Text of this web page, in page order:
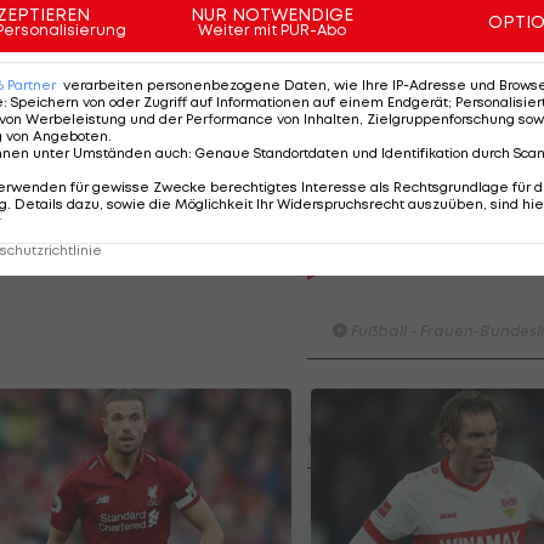
Sieg in den vergangenen vier Spielen und
Mit 22 Zählern hat man nun drei Punkte
Punkten im Tabellenmittelfeld auf Platz zwölf.
HIGHLIGHTS: LASK - SK
FC Blau-Weiß Linz - FC
Fußball - ADMIRAL 2. Liga
Highlights: Blau-Weiß
Wacker drei Tore ein
NUR NOTWENDIGE
Weiter mit PUR-Abo
Partner verarbeiten personenbezogene Daten, wie Ihre IP-Adresse und
: Speichern von oder Zugriff auf Informationen auf einem Endgerät;
Werbeleistung und der Performance von Inhalten, Zielgruppenforschung
von Angeboten
unter Umständen auch: Genaue Standortdaten und Identifikation durch
für gewisse Zwecke berechtigtes Interesse als Rechtsgrundlage für
Details dazu, sowie die Möglichkeit Ihr Widerspruchsrecht auszuüben, sind